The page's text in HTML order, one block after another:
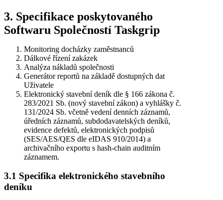
3. Specifikace poskytovaného
Softwaru Společností Taskgrip
Monitoring docházky zaměstnanců
Dálkové řízení zakázek
Analýza nákladů společnosti
Generátor reportů na základě dostupných dat
Uživatele
Elektronický stavební deník dle § 166 zákona č.
283/2021 Sb. (nový stavební zákon) a vyhlášky č.
131/2024 Sb. včetně vedení denních záznamů,
úředních záznamů, subdodavatelských deníků,
evidence defektů, elektronických podpisů
(SES/AES/QES dle eIDAS 910/2014) a
archivačního exportu s hash-chain auditním
záznamem.
3.1 Specifika elektronického stavebního
deníku